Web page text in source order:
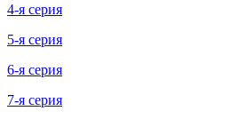
4-я серия
5-я серия
6-я серия
7-я серия